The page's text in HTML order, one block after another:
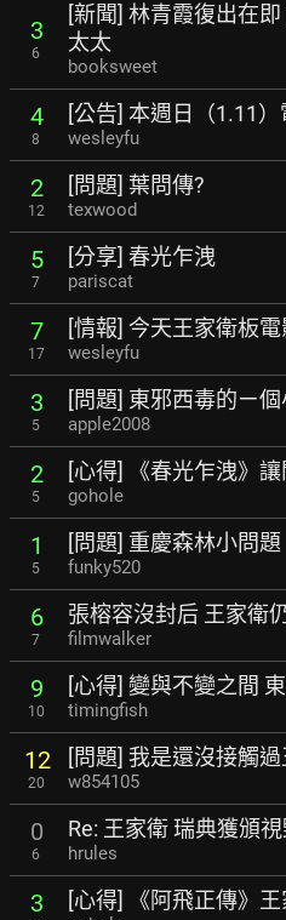
3
6
[新聞] 林青霞復出在
太太
booksweet
4
8
[公告] 本週日（1.11
wesleyfu
2
12
[問題] 葉問傳?
texwood
5
7
[分享] 春光乍洩
pariscat
7
17
[情報] 今天王家衛板
wesleyfu
3
5
[問題] 東邪西毒的ㄧ
apple2008
2
5
[心得] 《春光乍洩》
gohole
1
5
[問題] 重慶森林小問題
funky520
6
7
張榕容沒封后 王家衛
filmwalker
9
10
[心得] 變與不變之間
timingfish
12
20
[問題] 我是還沒接觸
w854105
0
6
Re: 王家衛 瑞典獲頒
hrules
3 [心得] 《阿飛正傳》